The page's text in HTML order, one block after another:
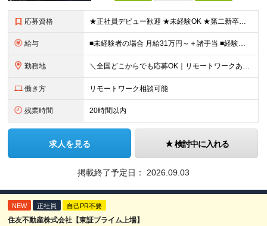
応募資格 ★正社員デビュー歓迎 ★未経験OK ★第二新卒歓迎 ★学歴不問 ＜こんな方にピッタリ！＞ □ 収入も、お休みも、絶対に妥協したくない！ □ ゆとりのある生活を楽しみながら、将来ずっと役立つスキル
給与 ■未経験者の場合 月給31万円～＋諸手当 ■経験者の場合 月給35万円～90万円＋諸手当 ★前職から年収120万円UPの実績あり ★初年度年収500万円～も可能！ ※首都圏以外の未経験の方は【月
勤務地 ＼全国どこからでも応募OK｜リモートワークあり／ ◇会社都合の転居を伴う転勤はなし ◇直行直帰OK！ ご自宅から通いやすいエリアや希望するエリアの プロジェクトをご担当いただきます！ 「自宅から通え
働き方 リモートワーク相談可能
残業時間 20時間以内
求人を見る 検討中に入れる
掲載終了予定日： 2026.09.03
NEW 正社員 自己PR不要
住友不動産株式会社【東証プライム上場】